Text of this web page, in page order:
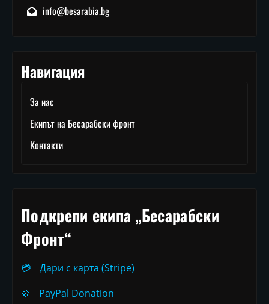
info@besarabia.bg
Навигация
За нас
Екипът на Бесарабски фронт
Контакти
Подкрепи екипа „Бесарабски
Фронт“
💳
Дари с карта (Stripe)
💠
PayPal Donation